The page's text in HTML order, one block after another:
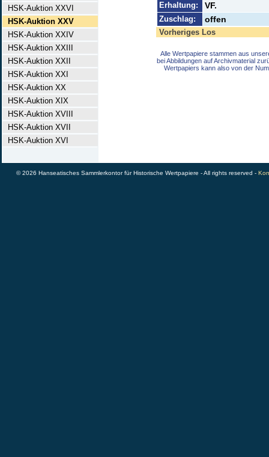
HSK-Auktion XXVI
HSK-Auktion XXV
HSK-Auktion XXIV
HSK-Auktion XXIII
HSK-Auktion XXII
HSK-Auktion XXI
HSK-Auktion XX
HSK-Auktion XIX
HSK-Auktion XVIII
HSK-Auktion XVII
HSK-Auktion XVI
Erhaltung: VF.
Zuschlag: offen
Vorheriges Los
Alle Wertpapiere stammen aus
bei Abbildungen auf Archivmaterial
Wertpapiers kann also von der
© 2026 Hanseatisches Sammlerkontor für Historische Wertpapiere - All rights reserved -